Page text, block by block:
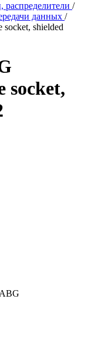
распределители /
данных /
shielded
socket,